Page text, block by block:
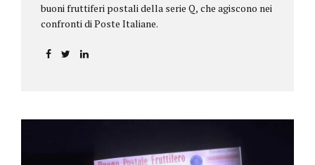
buoni fruttiferi postali della serie Q, che agiscono nei
confronti di Poste Italiane.